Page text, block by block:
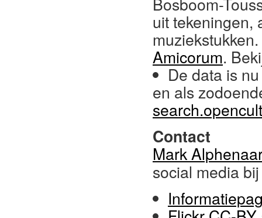
uit tekeningen,
Amicorum.
De data is
en als
Contact
Mark Alphenaar
social media